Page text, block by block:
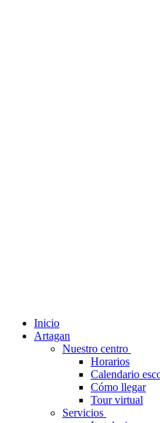
Inicio
Artagan
Nuestro centro
Horarios
Calendario
Cómo llegar
Tour virtual
Servicios